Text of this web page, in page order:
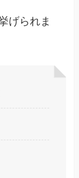
げられま